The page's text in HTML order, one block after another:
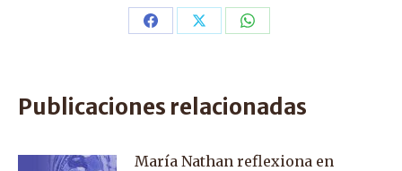
Share Share Share
Publicaciones relacionadas
María Nathan reflexiona en